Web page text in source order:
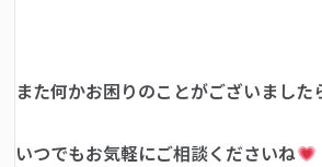
また何かお困りのことがございました
いつでもお気軽にご相談くださいね